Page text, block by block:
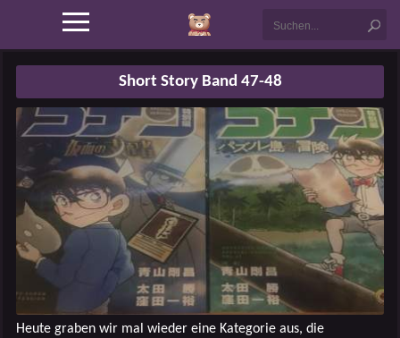
Short Story Band 47-48
Heute graben wir mal wieder eine Kategorie aus, die